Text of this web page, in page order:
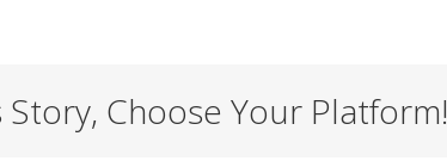
Story, Choose Your Platform!